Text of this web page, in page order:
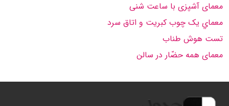
معمای آشپزی با ساعت شنی
معماي يک چوب کبريت و اتاق سرد
تست هوش طناب
معمای همه حضّار در سالن